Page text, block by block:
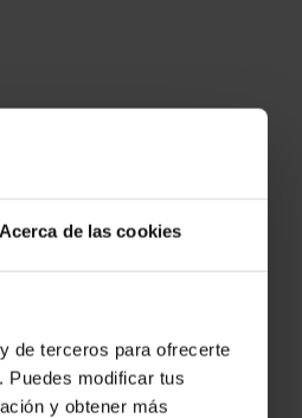
Acerca de las cookies
de terceros para ofrecerte
Puedes modificar tus
y obtener más